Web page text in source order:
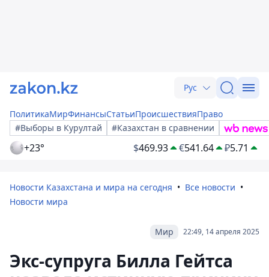
Рус
ПолитикаМирФинансыСтатьиПроисшествияПраво
#Выборы в Курултай
#Казахстан в сравнении
+23° $469.93 €541.64 ₽5.71
Новости Казахстана и мира на сегодня
Все новости
Новости мира
22:49, 14 апреля 2025
Мир
Экс-супруга Билла Гейтса